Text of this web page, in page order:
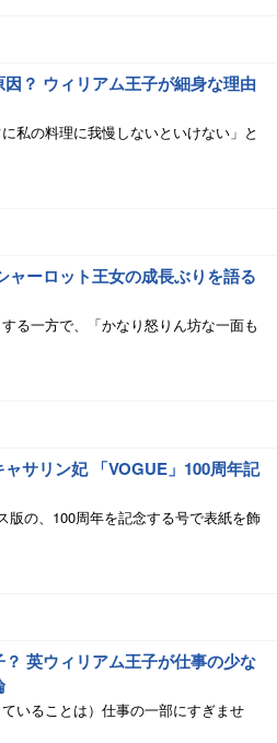
？ ウィリアム王子が細身な理由
私の料理に我慢しないといけない」と
ャーロット王女の成長ぶりを語る
する一方で、「かなり怒りん坊な一面も
サリン妃 「VOGUE」100周年記
版の、100周年を記念する号で表紙を飾
英ウィリアム王子が仕事の少な
ていることは）仕事の一部にすぎませ